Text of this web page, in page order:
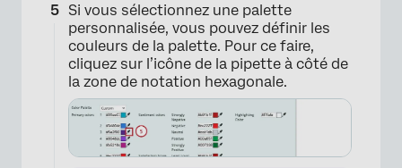
Si vous sélectionnez une palette
personnalisée, vous pouvez définir les
couleurs de la palette. Pour ce faire,
cliquez sur l’icône de la pipette à côté de
la zone de notation hexagonale.